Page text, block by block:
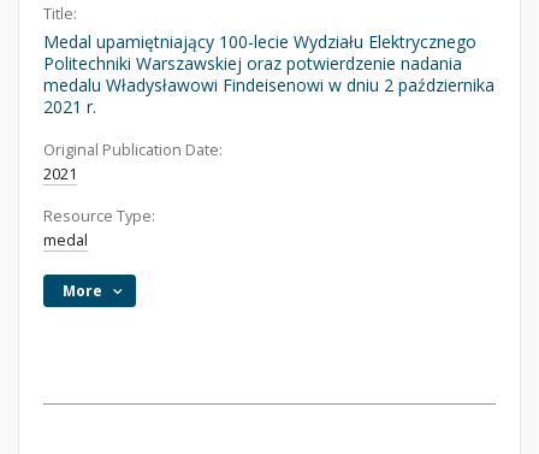
Title:
Medal upamiętniający 100-lecie Wydziału Elektrycznego
Politechniki Warszawskiej oraz potwierdzenie nadania
medalu Władysławowi Findeisenowi w dniu 2 października
2021 r.
Original Publication Date:
2021
Resource Type:
medal
More